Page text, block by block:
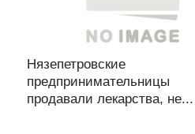
Нязепетровские
предпринимательницы
продавали лекарства, не...